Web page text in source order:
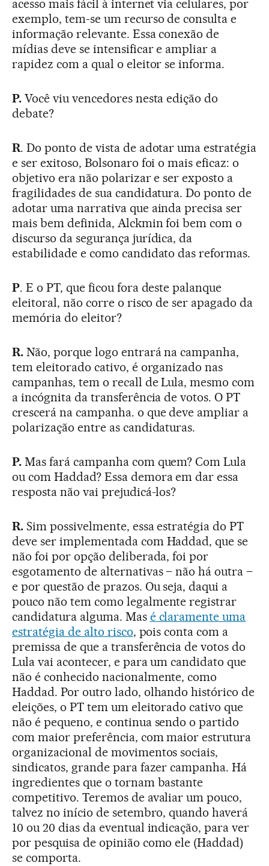
acesso mais fácil à internet via celulares, por
exemplo, tem-se um recurso de consulta e
informação relevante. Essa conexão de
mídias deve se intensificar e ampliar a
rapidez com a qual o eleitor se informa.
P.Você viu vencedores nesta edição do
debate?
R. Do ponto de vista de adotar uma estratégia
e ser exitoso, Bolsonaro foi o mais eficaz: o
objetivo era não polarizar e ser exposto a
fragilidades de sua candidatura. Do ponto de
adotar uma narrativa que ainda precisa ser
mais bem definida, Alckmin foi bem com o
discurso da segurança jurídica, da
estabilidade e como candidato das reformas.
P. E o PT, que ficou fora deste palanque
eleitoral, não corre o risco de ser apagado da
memória do eleitor?
R.Não, porque logo entrará na campanha,
tem eleitorado cativo, é organizado nas
campanhas, tem o recall de Lula, mesmo com
a incógnita da transferência de votos. O PT
crescerá na campanha. o que deve ampliar a
polarização entre as candidaturas.
P.Mas fará campanha com quem? Com Lula
ou com Haddad? Essa demora em dar essa
resposta não vai prejudicá-los?
R.Sim possivelmente, essa estratégia do PT
deve ser implementada com Haddad, que se
não foi por opção deliberada, foi por
esgotamento de alternativas – não há outra –
e por questão de prazos. Ou seja, daqui a
pouco não tem como legalmente registrar
candidatura alguma. Mas é claramente uma
estratégia de alto risco, pois conta com a
premissa de que a transferência de votos do
Lula vai acontecer, e para um candidato que
não é conhecido nacionalmente, como
Haddad. Por outro lado, olhando histórico de
eleições, o PT tem um eleitorado cativo que
não é pequeno, e continua sendo o partido
com maior preferência, com maior estrutura
organizacional de movimentos sociais,
sindicatos, grande para fazer campanha. Há
ingredientes que o tornam bastante
competitivo. Teremos de avaliar um pouco,
talvez no início de setembro, quando haverá
10 ou 20 dias da eventual indicação, para ver
por pesquisa de opinião como ele (Haddad)
se comporta.